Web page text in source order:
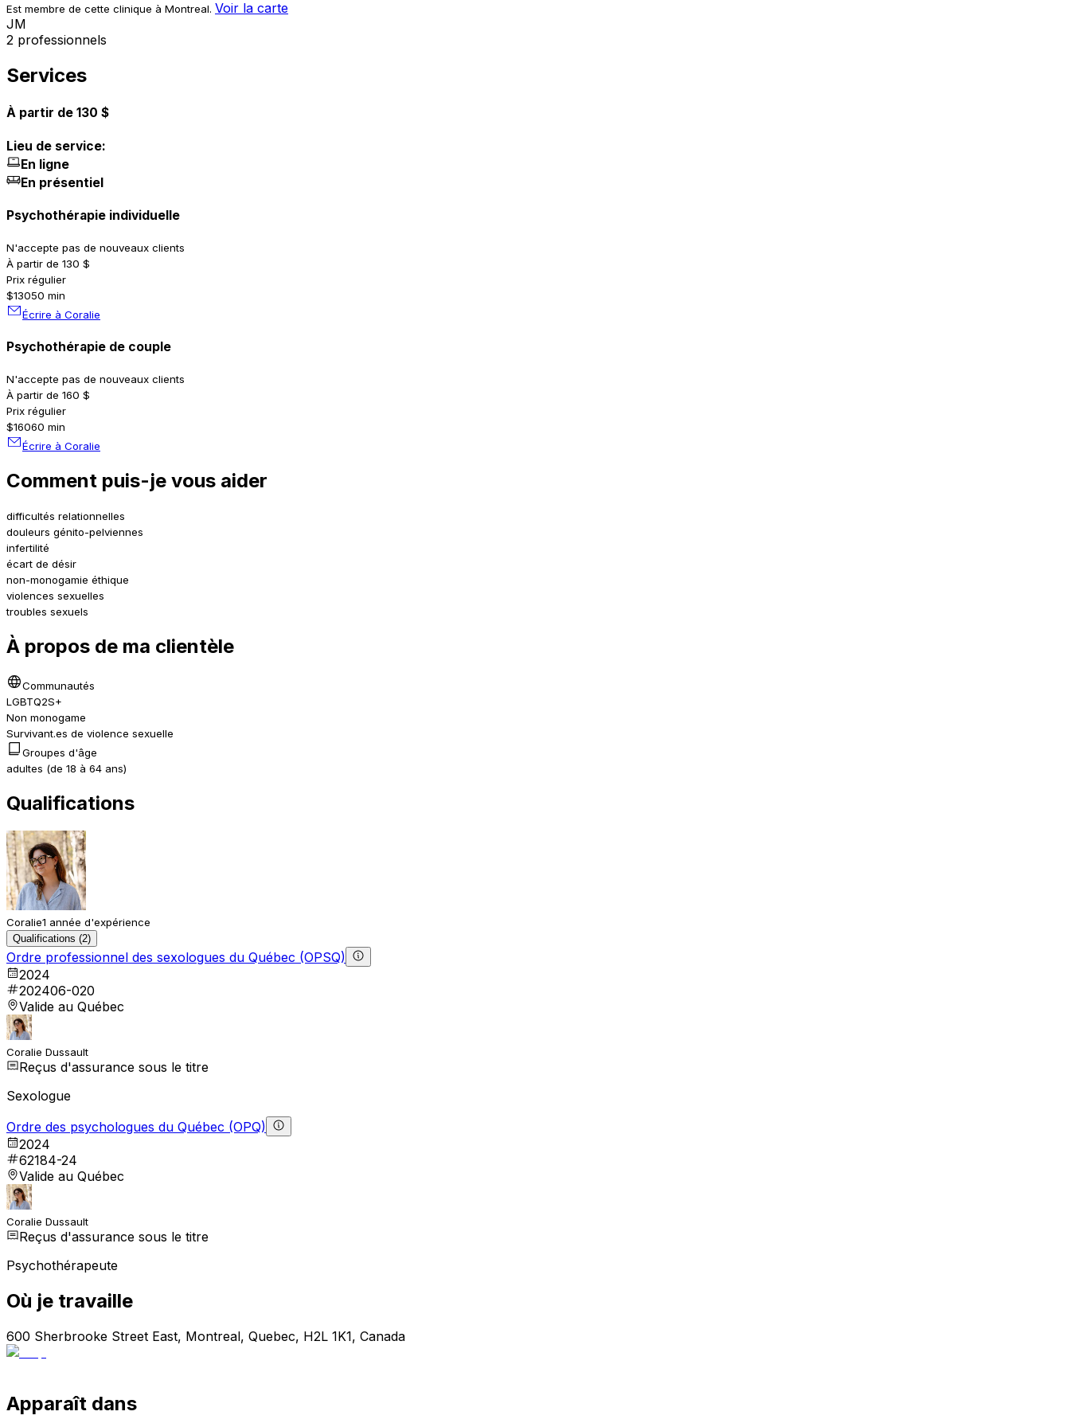
Est membre de cette clinique à Montreal. Voir la carte
JM
2 professionnels
Services
À partir de 130 $
Lieu de service:
En ligne
En présentiel
Psychothérapie individuelle
N'accepte pas de nouveaux clients
À partir de 130 $
Prix régulier
$13050 min
Écrire à Coralie
Psychothérapie de couple
N'accepte pas de nouveaux clients
À partir de 160 $
Prix régulier
$16060 min
Écrire à Coralie
Comment puis-je vous aider
difficultés relationnelles
douleurs génito-pelviennes
infertilité
écart de désir
non-monogamie éthique
violences sexuelles
troubles sexuels
À propos de ma clientèle
Communautés
LGBTQ2S+
Non monogame
Survivant.es de violence sexuelle
Groupes d'âge
adultes (de 18 à 64 ans)
Qualifications
Coralie1 année d'expérience
Qualifications (2)
Ordre professionnel des sexologues du Québec (OPSQ)
2024
202406-020
Valide au Québec
Coralie Dussault
Reçus d'assurance sous le titre
Sexologue
Ordre des psychologues du Québec (OPQ)
2024
62184-24
Valide au Québec
Coralie Dussault
Reçus d'assurance sous le titre
Psychothérapeute
Où je travaille
600 Sherbrooke Street East, Montreal, Quebec, H2L 1K1, Canada
Apparaît dans